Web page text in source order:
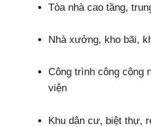
Tòa nhà cao tầng,
Nhà xưởng, kho bãi,
Công trình công cộng
viện
Khu dân cư, biệt thự,